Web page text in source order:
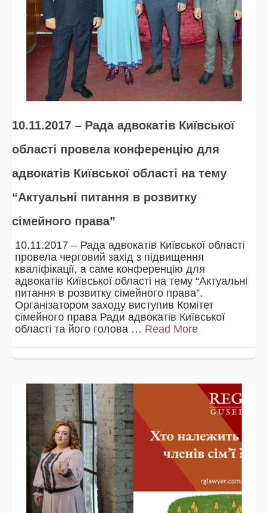
10.11.2017 – Рада адвокатів Київської
області провела конференцію для
адвокатів Київської області на тему
“Актуальні питання в розвитку
сімейного права”
10.11.2017 – Рада адвокатів Київської області
провела черговий захід з підвищення
кваліфікації, а саме конференцію для
адвокатів Київської області на тему “Актуальні
питання в розвитку сімейного права”.
Організатором заходу виступив Комітет
сімейного права Ради адвокатів Київської
області та його голова … Read More